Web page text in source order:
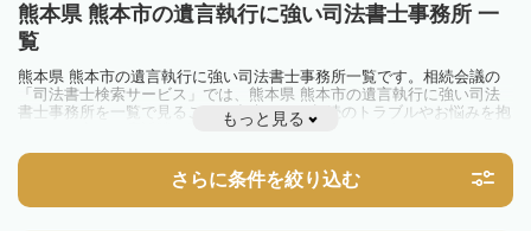
熊本県 熊本市の遺言執行に強い司法書士事務所 一
覧
熊本県 熊本市の遺言執行に強い司法書士事務所一覧です。相続会議の
「司法書士検索サービス」では、熊本県 熊本市の遺言執行に強い司法
書士事務所を一覧で見ることが出来ます。相続のトラブルやお悩みを抱
えている方は一度近隣の司法書士に相談してみましょう。
もっと見る
さらに条件を絞り込む